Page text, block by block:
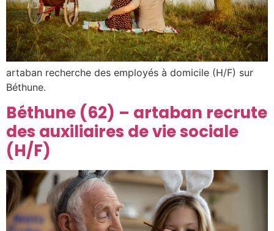
artaban recherche des employés à domicile (H/F) sur
Béthune.
Béthune (62) – artaban recrute
des auxiliaires de vie sociale
(H/F)